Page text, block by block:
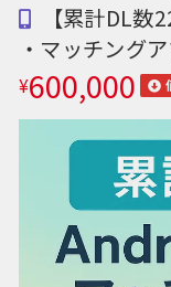
【累計DL
・マッチング
¥600,000